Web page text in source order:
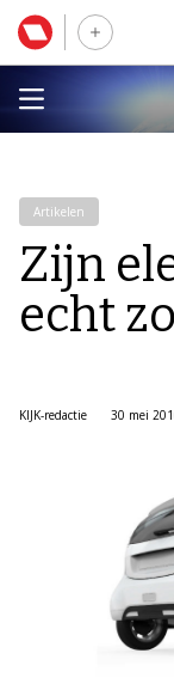
Artikelen
Zijn
echt
KIJK-redactie 30 mei